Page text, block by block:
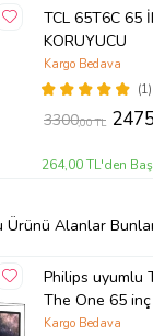
TCL 65T6C 65
KORUYUCU
(1)
Kargo Bedava
3300,00 TL 2475
264,00 TL'den
Ürünü Alanlar
Philips uyumlu
The One 65 inç inc 4K
65PUS8808/12
Kargo Bedava